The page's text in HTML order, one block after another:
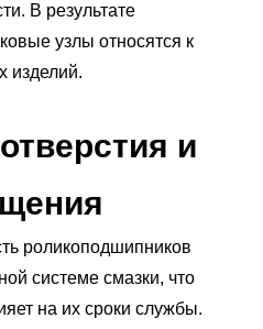
В результате
узлы относятся к
изделий.
и
роликоподшипников
системе смазки, что
на их сроки службы.